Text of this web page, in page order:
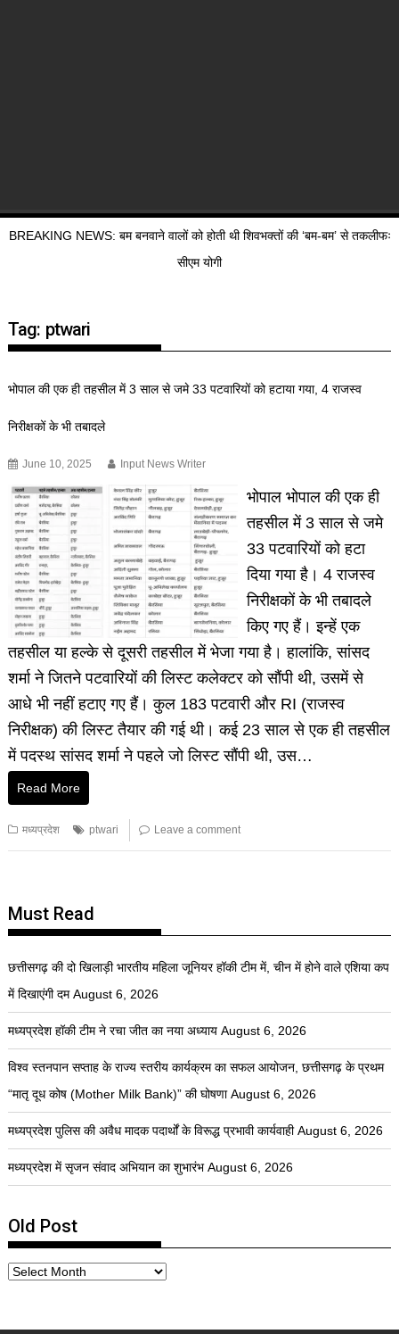
BREAKING NEWS: बम बनवाने वालों को होती थी शिवभक्तों की ‘बम-बम’ से तकलीफः
सीएम योगी
Tag: ptwari
भोपाल की एक ही तहसील में 3 साल से जमे 33 पटवारियों को हटाया गया, 4 राजस्व
निरीक्षकों के भी तबादले
June 10, 2025 Input News Writer
भोपाल भोपाल की एक ही
तहसील में 3 साल से जमे
33 पटवारियों को हटा
दिया गया है। 4 राजस्व
निरीक्षकों के भी तबादले
किए गए हैं। इन्हें एक
तहसील या हल्के से दूसरी तहसील में भेजा गया है। हालांकि, सांसद
शर्मा ने जितने पटवारियों की लिस्ट कलेक्टर को सौंपी थी, उसमें से
आधे भी नहीं हटाए गए हैं। कुल 183 पटवारी और RI (राजस्व
निरीक्षक) की लिस्ट तैयार की गई थी। कई 23 साल से एक ही तहसील
में पदस्थ सांसद शर्मा ने पहले जो लिस्ट सौंपी थी, उस…
Read More
मध्यप्रदेश ptwari Leave a comment
Must Read
छत्तीसगढ़ की दो खिलाड़ी भारतीय महिला जूनियर हॉकी टीम में, चीन में होने वाले एशिया कप
में दिखाएंगी दम August 6, 2026
मध्यप्रदेश हॉकी टीम ने रचा जीत का नया अध्याय August 6, 2026
विश्व स्तनपान सप्ताह के राज्य स्तरीय कार्यक्रम का सफल आयोजन, छत्तीसगढ़ के प्रथम
“मातृ दूध कोष (Mother Milk Bank)” की घोषणा August 6, 2026
मध्यप्रदेश पुलिस की अवैध मादक पदार्थों के विरूद्ध प्रभावी कार्यवाही August 6, 2026
मध्यप्रदेश में सृजन संवाद अभियान का शुभारंभ August 6, 2026
Old Post